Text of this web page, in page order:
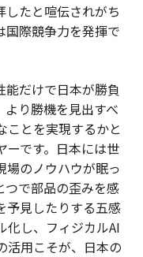
したと喧伝されがち
国際競争力を発揮で
能だけで日本が勝負
り勝機を見出すべ
ことを実現するかと
ーです。日本には世
場のノウハウが眠っ
つで部品の歪みを感
予見したりする五感
化し、フィジカルAI
活用こそが、日本の